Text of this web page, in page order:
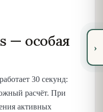
— особая
30 секунд:
расчёт. При
активных
›